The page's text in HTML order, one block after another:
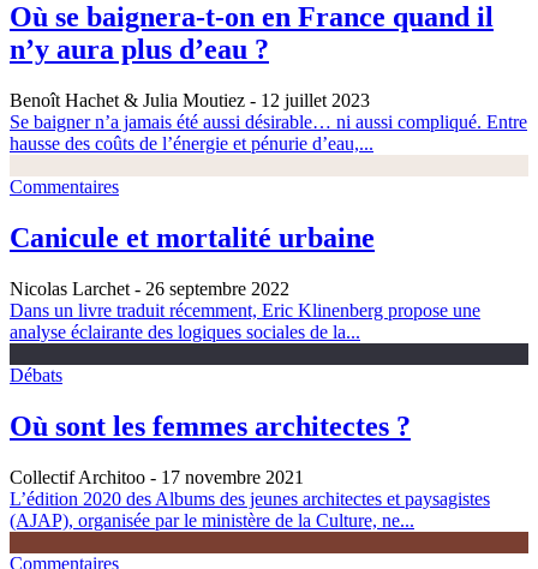
Où se baignera-t-on en France quand il
n’y aura plus d’eau ?
Benoît Hachet & Julia Moutiez - 12 juillet 2023
Se baigner n’a jamais été aussi désirable… ni aussi compliqué. Entre
hausse des coûts de l’énergie et pénurie d’eau,...
Commentaires
Canicule et mortalité urbaine
Nicolas Larchet - 26 septembre 2022
Dans un livre traduit récemment, Eric Klinenberg propose une
analyse éclairante des logiques sociales de la...
Débats
Où sont les femmes architectes ?
Collectif Architoo - 17 novembre 2021
L’édition 2020 des Albums des jeunes architectes et paysagistes
(AJAP), organisée par le ministère de la Culture, ne...
Commentaires